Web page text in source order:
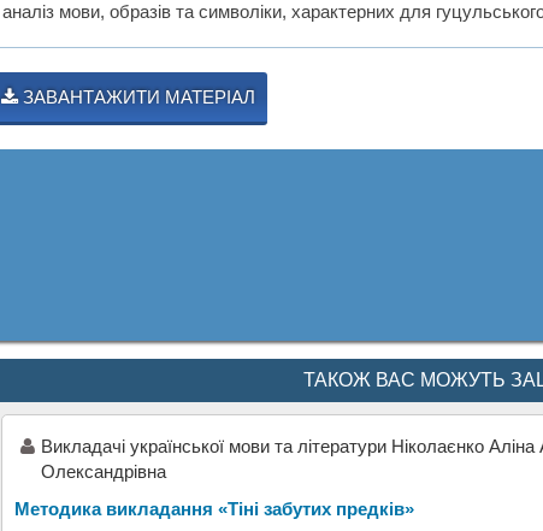
аналіз мови, образів та символіки, характерних для
ЗАВАНТАЖИТИ МАТЕРІАЛ
ТАКОЖ ВАС МОЖУТЬ
Викладачі української мови та літератури Ніколаєнко
Олександрівна
Методика викладання «Тіні забутих предків»